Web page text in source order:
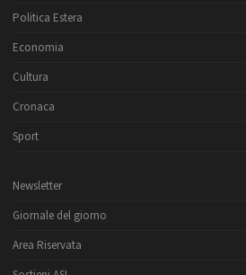
Politica Estera
Economia
Cultura
Cronaca
Sport
Newsletter
Giornale del giorno
Area Riservata